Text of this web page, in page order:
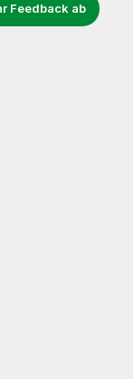
Feedback ab